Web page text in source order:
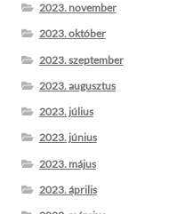
2023. november
2023. október
2023. szeptember
2023. augusztus
2023. július
2023. június
2023. május
2023. április